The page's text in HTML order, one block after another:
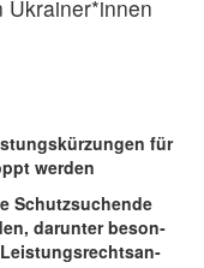
Ukrainer*innen
für
werden
Schutz­su­chen­de
dar­un­ter beson­
Leis­tungs­rechts­an­